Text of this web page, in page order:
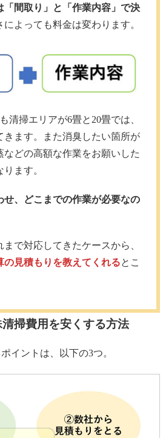
「間取り」と「作業内容」で決
よっても料金は変わります。
清掃エリアが6畳と20畳では、
きます。また消臭したい箇所が
などの高額な作業をお願いした
ます。
せ、どこまでの作業が必要なの
で対応してきたケースから、
の見積もりを教えてくれるとこ
掃費用を安くする方法
イントは、以下の3つ。